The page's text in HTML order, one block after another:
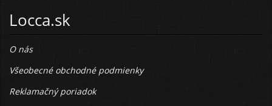
Locca.sk
O nás
Všeobecné obchodné podmienky
Reklamačný poriadok